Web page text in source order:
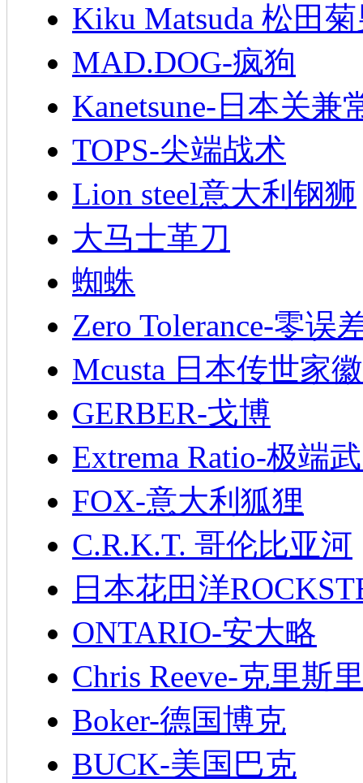
Kiku Matsuda 松田
MAD.DOG-疯狗
Kanetsune-日本关兼
TOPS-尖端战术
Lion steel意大利钢狮
大马士革刀
蜘蛛
Zero Tolerance-零误
Mcusta 日本传世家徽
GERBER-戈博
Extrema Ratio-极端
FOX-意大利狐狸
C.R.K.T. 哥伦比亚河
日本花田洋
ONTARIO-安大略
Chris Reeve-克里斯
Boker-德国博克
BUCK-美国巴克